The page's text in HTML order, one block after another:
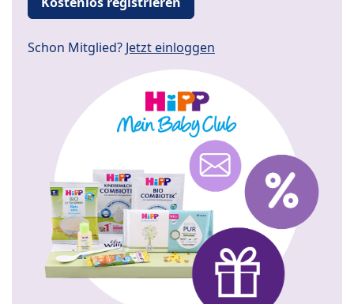
Schon Mitglied? Jetzt einloggen